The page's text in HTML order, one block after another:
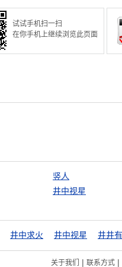
试试手机扫一扫
在你手机上继续浏览此页面
竖人
井中视星
井中求火 井中视星 井井
关于我们 | 联系方式|